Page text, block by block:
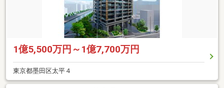
1億5,500万円～1億7,700万円
東京都墨田区太平４